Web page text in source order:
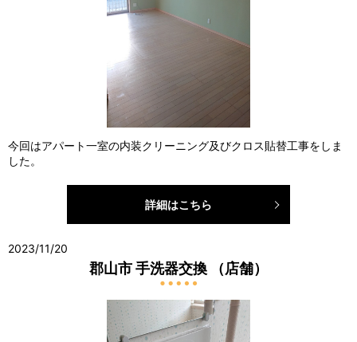
今回はアパート一室の内装クリーニング及びクロス貼替工事をしま
した。
詳細はこちら
2023/11/20
郡山市 手洗器交換 （店舗）